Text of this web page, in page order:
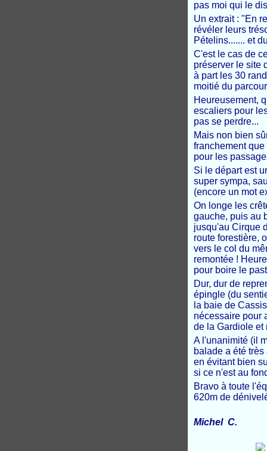
pas moi qui le
Un extrait : "En
révéler leurs
Pételins....... et
C'est le cas de
préserver le site
à part les 30
moitié du
Heureusement,
escaliers pour
pas se perdre...
Mais non bien
franchement
pour les
Si le départ est
super sympa,
(encore un mot
On longe les
gauche, puis au
jusqu'au Cirque
route forestière,
vers le col du
remontée !
pour boire le
Dur, dur de
épingle (du
la baie de
nécessaire pour
de la Gardiole et
A l'unanimité (il
balade a été
en évitant bien
si ce n'est au
Bravo à toute
620m de
Michel C.